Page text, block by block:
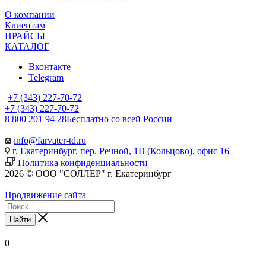
О компании
Клиентам
ПРАЙСЫ
КАТАЛОГ
Вконтакте
Telegram
+7 (343) 227-70-72
+7 (343) 227-70-72
8 800 201 94 28Бесплатно со всей России
info@farvater-td.ru
г. Екатеринбург, пер. Речной, 1В (Кольцово), офис 16
Политика конфиденциальности
2026 © ООО "СОЛЛЕР" г. Екатеринбург
Продвижение сайта
Найти
0